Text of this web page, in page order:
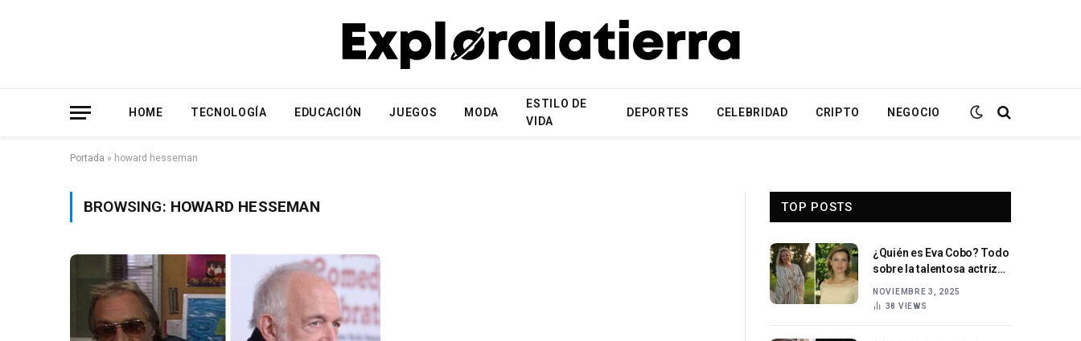
HOME TECNOLOGÍA EDUCACIÓN JUEGOS MODA
ESTILO DE
VIDA
DEPORTES CELEBRIDAD CRIPTO NEGOCIO
Portada » howard hesseman
BROWSING: HOWARD HESSEMAN TOP POSTS
¿Quién es Eva Cobo? Todo
sobre la talentosa actriz
cinematográfica
NOVIEMBRE 3, 2025
38 VIEWS